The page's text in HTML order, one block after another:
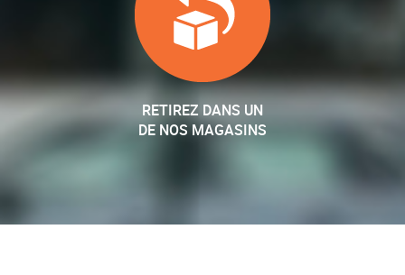
RETIREZ DANS UN
DE NOS MAGASINS